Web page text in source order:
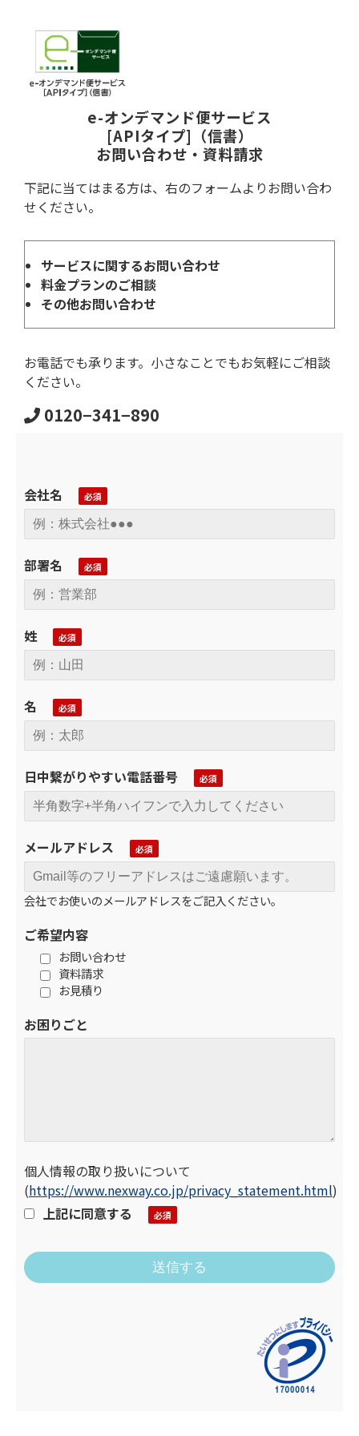
e-オンデマンド便サービス
[APIタイプ]（信書）
お問い合わせ・資料請求
下記に当てはまる方は、右のフォームよりお問い合わ
せください。
サービスに関するお問い合わせ
料金プランのご相談
その他お問い合わせ
お電話でも承ります。小さなことでもお気軽にご相談
ください。
0120−341−890
会社名
部署名
姓
名
日中繋がりやすい電話番号
メールアドレス
会社でお使いのメールアドレスをご記入ください。
ご希望内容
お問い合わせ
資料請求
お見積り
お困りごと
個人情報の取り扱いについて
(https://www.nexway.co.jp/privacy_statement.html)
上記に同意する